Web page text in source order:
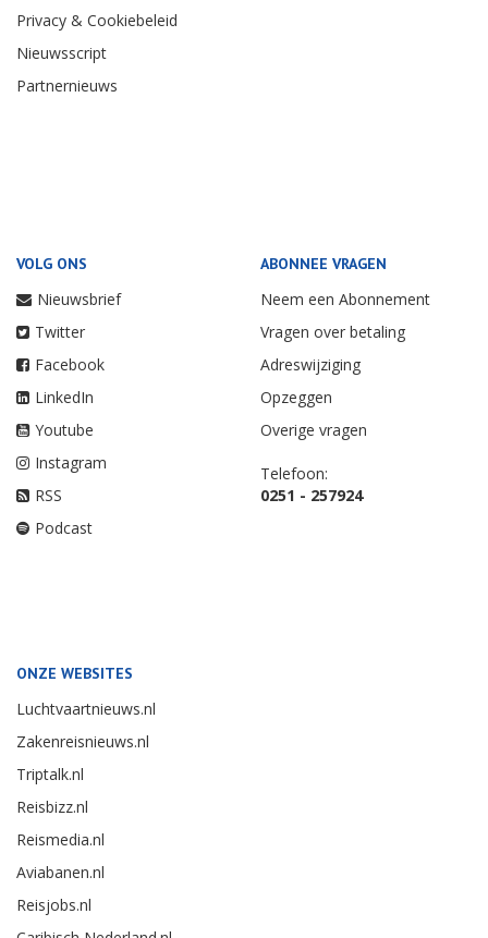
Privacy & Cookiebeleid
Nieuwsscript
Partnernieuws
VOLG ONS
Nieuwsbrief
Twitter
Facebook
LinkedIn
Youtube
Instagram
RSS
Podcast
ABONNEE VRAGEN
Neem een Abonnement
Vragen over betaling
Adreswijziging
Opzeggen
Overige vragen
Telefoon:
0251 - 257924
ONZE WEBSITES
Luchtvaartnieuws.nl
Zakenreisnieuws.nl
Triptalk.nl
Reisbizz.nl
Reismedia.nl
Aviabanen.nl
Reisjobs.nl